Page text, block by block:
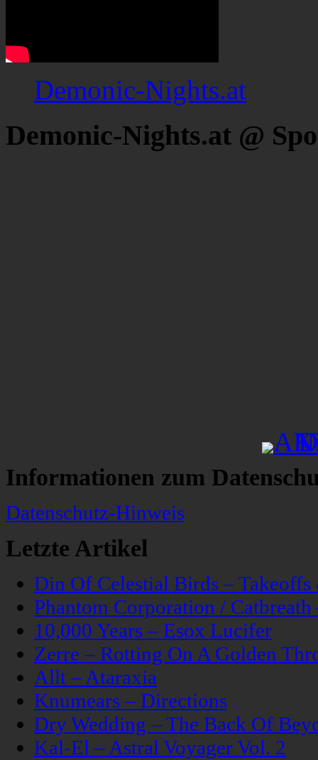
Demonic-Nights.at
Demonic-Nights.at @
Informationen zum
Datenschutz-Hinweis
Letzte Artikel
Din Of Celestial Birds –
Phantom Corporation /
10,000 Years – Esox Lucifer
Zerre – Rotting On A Golden
Allt – Ataraxia
Knumears – Directions
Dry Wedding – The Back Of
Kal-El – Astral Voyager Vol. 2